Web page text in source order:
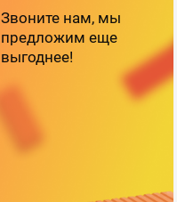
Звоните нам, мы
предложим еще
выгоднее!